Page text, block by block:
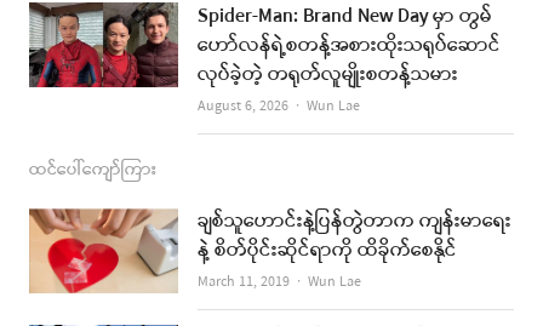
Spider-Man: Brand New Day မှာ တွမ်
ဟော်လန်ရဲ့စတန့်အစားထိုးသရုပ်ဆောင်
လုပ်ခဲ့တဲ့ တရုတ်လူမျိုးစတန့်သမား
August 6, 2026 Author
Wun Lae
ထင်ပေါ်ကျော်ကြား
ချစ်သူဟောင်းနဲ့ပြန်တွဲတာက ကျန်းမာရေး
နဲ့ စိတ်ပိုင်းဆိုင်ရာကို ထိခိုက်စေနိုင်
March 11, 2019 Author
Wun Lae